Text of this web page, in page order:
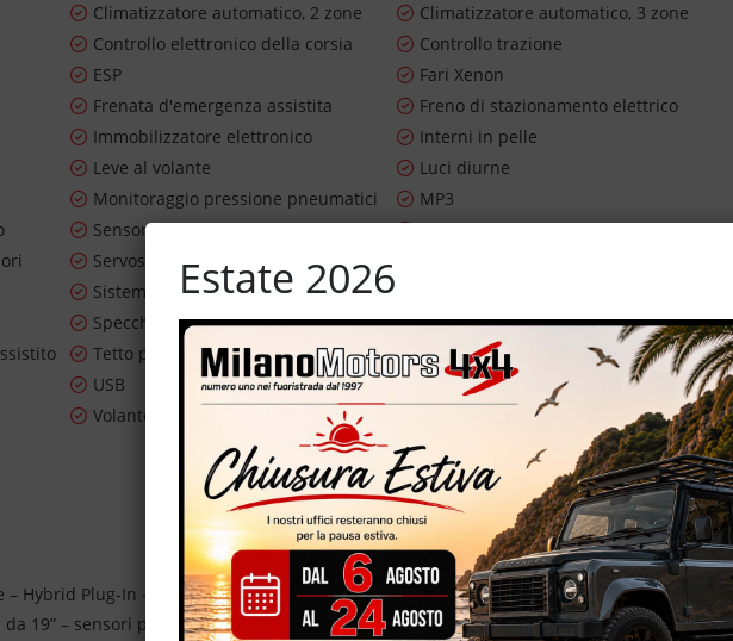
Climatizzatore automatico, 2 zone
Climatizzatore automatico, 3 zone
Controllo elettronico della corsia
Controllo trazione
ESP
Fari Xenon
Frenata d'emergenza assistita
Freno di stazionamento elettrico
Immobilizzatore elettronico
Interni in pelle
Leve al volante
Luci diurne
Monitoraggio pressione pneumatici
MP3
Sensore di luce
Sensore di pioggia
Servosterzo
Sistema lavafari
Specchietti laterali elettrici
Start/Stop Automatico
Tetto panorama
Tettuccio apribile
USB
Vetri oscurati
Volante in pelle
Volante multifunzione
– Hybrid Plug-In – allestimento Luxury – euro 6B – 78.118 km certificati, garantiti e
19” – sensori park – elegante interno in pelle – 245 CV – vernice metallizzata – volante
Estate 2026